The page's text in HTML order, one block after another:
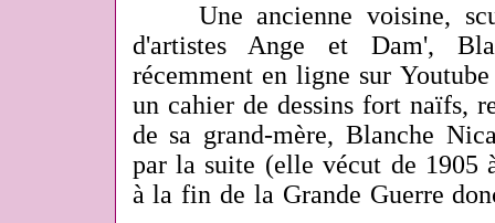
Une ancienne voisine,
d'artistes Ange et Dam',
récemment en ligne sur
un cahier de dessins fort naïfs,
de sa grand-mère, Blanche
par la suite (elle vécut de 1905
à la fin de la Grande Guerre